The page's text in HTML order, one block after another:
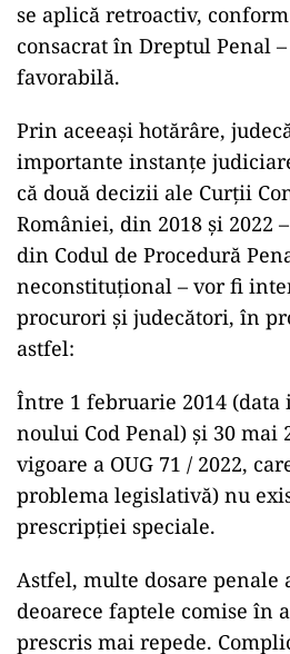
se aplică retroactiv,
consacrat în Dreptul Penal
favorabilă.
Prin aceeași hotărâre,
importante instanțe
că două decizii ale Curții
României, din 2018 și 2022
din Codul de Procedură
neconstituțional – vor fi
procurori și judecători, în
astfel:
Între 1 februarie 2014
noului Cod Penal) și 30
vigoare a OUG 71 / 2022,
problema legislativă) nu
prescripției speciale.
Astfel, multe dosare penale
deoarece faptele comise în
prescris mai repede.